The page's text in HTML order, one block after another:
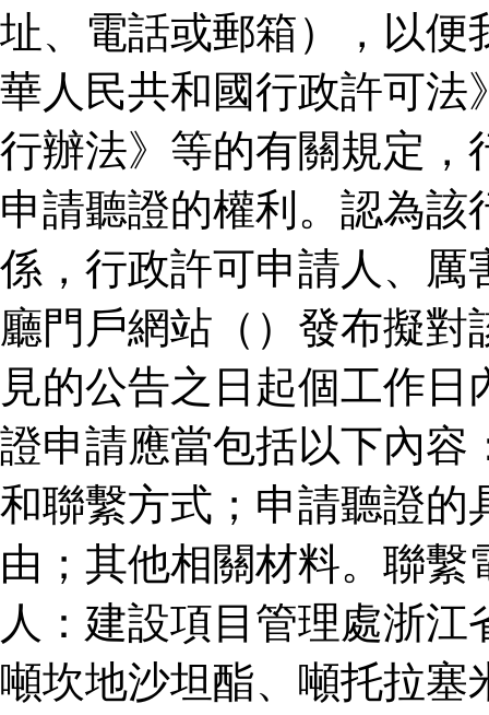
址、電話或郵箱），以便
華人民共和國行政許可法
行辦法》等的有關規定，
申請聽證的權利。認為
係，行政許可申請人、厲
廳門戶網站（）發布擬
見的公告之日起個工作
證申請應當包括以下內容
和聯繫方式；申請聽證的
由；其他相關材料。聯
人：建設項目管理處浙
噸坎地沙坦酯、噸托拉塞